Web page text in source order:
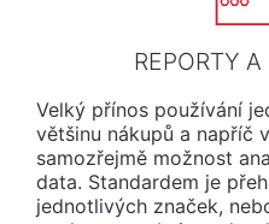
REPORTY
Velký přínos používání
většinu nákupů a napříč
samozřejmě možnost
data. Standardem je
jednotlivých značek,